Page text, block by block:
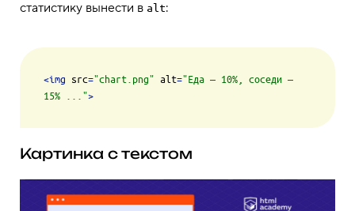
статистику вынести в alt:
<img src="chart.png" alt="Еда — 10%, соседи —
15% ...">
Картинка с текстом